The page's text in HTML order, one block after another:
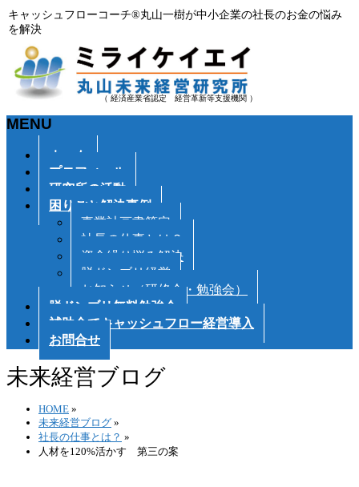
キャッシュフローコーチ®丸山一樹が中小企業の社長のお金の悩み
を解決
（ 経済産業省認定 経営革新等支援機関 ）
MENU
ホーム
プロフィール
研究所の活動
困りごと解決事例
事業計画書策定
社長の仕事とは？
資金繰り悩み解決
脱ドンブリ経営
お知らせ（研修会・勉強会）
脱ドンブリ無料勉強会
補助金でキャッシュフロー経営導入
お問合せ
未来経営ブログ
HOME »
未来経営ブログ »
社長の仕事とは？ »
人材を120%活かす 第三の案